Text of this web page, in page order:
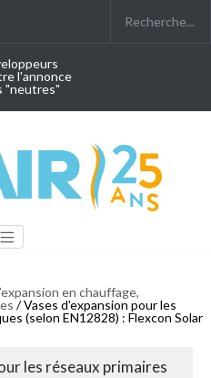
l'annonce
"neutres"
en chauffage,
/ Vases d'expansion pour les
(selon EN12828) : Flexcon Solar
les réseaux primaires